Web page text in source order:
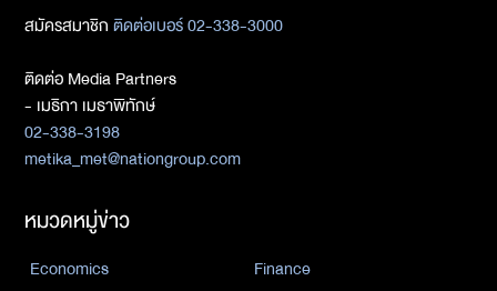
สมัครสมาชิกติดต่อเบอร์ 02-338-3000
ติดต่อ Media Partners
- เมธิกา เมธาพิทักษ์
02-338-3198
metika_met@nationgroup.com
หมวดหมู่ข่าว
Economics
Finance